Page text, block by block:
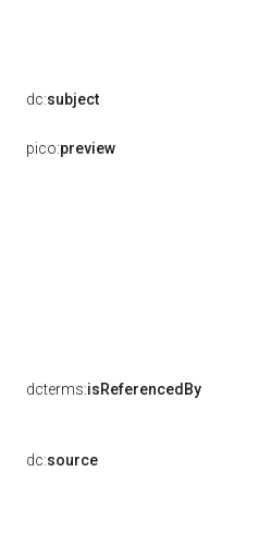
dc:subject
pico:preview
dcterms:isReferencedBy
dc:source